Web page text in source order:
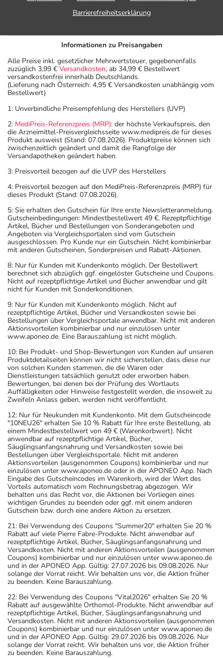
Barrierefreiheitserklärung
Informationen zu Preisangaben
Alle Preise inkl. gesetzlicher Mehrwertsteuer, gegebenenfalls
zuzüglich 3,99 € Versandkosten, ab 34,99 € Bestellwert
versandkostenfrei innerhalb Deutschlands.
(Lieferung nach Österreich: 4,95 € Versandkosten unabhängig vom
Bestellwert)
1: Unverbindliche Preisempfehlung des Herstellers (UVP)
2: MediPreis-Referenzpreis (MRP): der höchste Verkaufspreis, den
die Arzneimittel-Preisvergleichsseite www.medipreis.de für dieses
Produkt ausweist (Stand: 07.08.2026). Produktpreise können sich
zwischenzeitlich geändert und damit die Rangfolge der
Versandapotheken geändert haben.
3: Preisvorteil bezogen auf die UVP des Herstellers
4: Preisvorteil bezogen auf den MediPreis-Referenzpreis (MRP) für
dieses Produkt (Stand: 07.08.2026).
5: Sie erhalten den Gutschein für Ihre erste Newsletteranmeldung.
Gutscheinbedingungen: Mindestbestellwert 49 €. Rezeptpflichtige
Artikel, Bücher und Bestellungen von Sonderangeboten und
Angeboten via Vergleichsportalen sind vom Gutschein
ausgeschlossen. Pro Kunde nur ein Gutschein. Nicht kombinierbar
mit anderen Gutscheinen, Sonderpreisen und Rabatt-Aktionen.
8: Nur für Kunden mit Kundenkonto möglich. Der Bestellwert
berechnet sich abzüglich ggf. eingelöster Gutscheine und Coupons.
Nicht auf rezeptpflichtige Artikel und Bücher anwendbar und gilt
nicht für Kunden mit Sonderkonditionen.
9: Nur für Kunden mit Kundenkonto möglich. Nicht auf
rezeptpflichtige Artikel, Bücher und Versandkosten sowie bei
Bestellungen über Vergleichsportale anwendbar. Nicht mit anderen
Aktionsvorteilen kombinierbar und nur einzulösen unter
www.aponeo.de. Eine Barauszahlung ist nicht möglich.
10: Bei Produkt- und Shop-Bewertungen von Kunden auf unseren
Produktdetailseiten können wir nicht sicherstellen, dass diese nur
von solchen Kunden stammen, die die Waren oder
Dienstleistungen tatsächlich genutzt oder erworben haben.
Bewertungen, bei denen bei der Prüfung des Wortlauts
Auffälligkeiten oder Hinweise festgestellt werden, die insoweit zu
Zweifeln Anlass geben, werden nicht veröffentlicht.
12: Nur für Neukunden mit Kundenkonto. Mit dem Gutscheincode
"10NEU26" erhalten Sie 10 % Rabatt für Ihre erste Bestellung, ab
einem Mindestbestellwert von 49 € (Warenkorbwert). Nicht
anwendbar auf rezeptpflichtige Artikel, Bücher,
Säuglingsanfangsnahrung und Versandkosten sowie bei
Bestellungen über Vergleichsportale. Nicht mit anderen
Aktionsvorteilen (ausgenommen Coupons) kombinierbar und nur
einzulösen unter www.aponeo.de oder in der APONEO App. Nach
Eingabe des Gutscheincodes im Warenkorb, wird der Wert des
Vorteils automatisch vom Rechnungsbetrag abgezogen. Wir
behalten uns das Recht vor, die Aktionen bei Vorliegen eines
wichtigen Grundes zu beenden oder ggf. mit einem anderen
Gutschein bzw. durch eine andere Aktion zu ersetzen.
21: Bei Verwendung des Coupons "Summer20" erhalten Sie 20 %
Rabatt auf viele Pierre Fabre-Produkte. Nicht anwendbar auf
rezeptpflichtige Artikel, Bücher, Säuglingsanfangsnahrung und
Versandkosten. Nicht mit anderen Aktionsvorteilen (ausgenommen
Coupons) kombinierbar und nur einzulösen unter www.aponeo.de
und in der APONEO App. Gültig: 27.07.2026 bis 09.08.2026. Nur
solange der Vorrat reicht. Wir behalten uns vor, die Aktion früher
zu beenden. Keine Barauszahlung.
22: Bei Verwendung des Coupons "Vital2026" erhalten Sie 20 %
Rabatt auf ausgewählte Orthomol-Produkte. Nicht anwendbar auf
rezeptpflichtige Artikel, Bücher, Säuglingsanfangsnahrung und
Versandkosten. Nicht mit anderen Aktionsvorteilen (ausgenommen
Coupons) kombinierbar und nur einzulösen unter www.aponeo.de
und in der APONEO App. Gültig: 29.07.2026 bis 09.08.2026. Nur
solange der Vorrat reicht. Wir behalten uns vor, die Aktion früher
zu beenden. Keine Barauszahlung.